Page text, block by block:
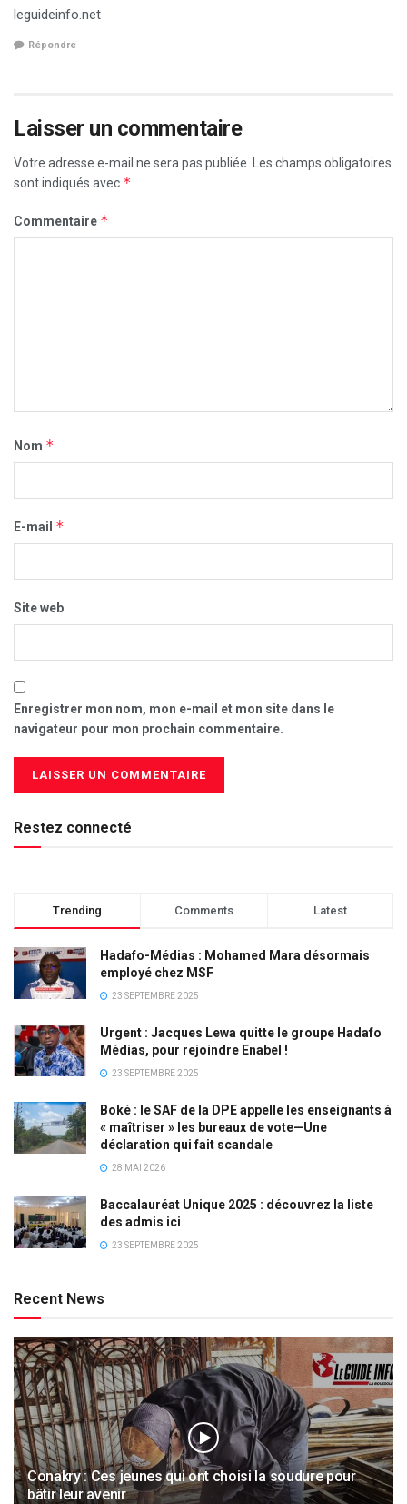
leguideinfo.net
Répondre
Laisser un commentaire
Votre adresse e-mail ne sera pas publiée.
Les champs obligatoires
sont indiqués avec *
Commentaire *
Nom *
E-mail *
Site web
Enregistrer mon nom, mon e-mail et mon site dans le
navigateur pour mon prochain commentaire.
Restez connecté
Trending Comments Latest
Hadafo-Médias : Mohamed Mara désormais
employé chez MSF
23 SEPTEMBRE 2025
Urgent : Jacques Lewa quitte le groupe Hadafo
Médias, pour rejoindre Enabel !
23 SEPTEMBRE 2025
Boké : le SAF de la DPE appelle les enseignants à
« maîtriser » les bureaux de vote—Une
déclaration qui fait scandale
28 MAI 2026
Baccalauréat Unique 2025 : découvrez la liste
des admis ici
23 SEPTEMBRE 2025
Recent News
Conakry : Ces jeunes qui ont choisi la soudure pour
bâtir leur avenir